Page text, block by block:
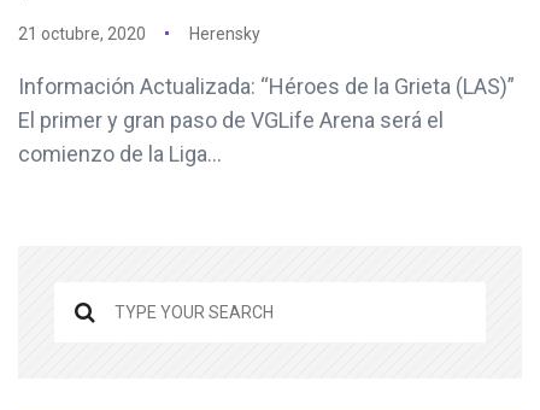
21 octubre, 2020 Herensky
Información Actualizada: “Héroes de la Grieta (LAS)”
El primer y gran paso de VGLife Arena será el
comienzo de la Liga...